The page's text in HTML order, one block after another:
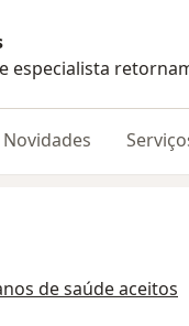
especialista
Novidades
de saúde aceitos